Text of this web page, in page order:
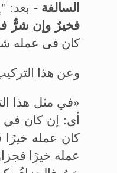
السالفة - بعد:
فخيرٌ وإن شرٌّ
كان فى عمله
وعن هذا
«في مثل هذا
أي: إن كان
كان عمله خيرًا
عمله خيرًا